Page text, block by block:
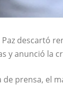
descartó
y anunció la
prensa, el